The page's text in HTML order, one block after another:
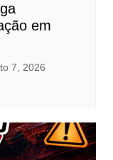
em
7, 2026